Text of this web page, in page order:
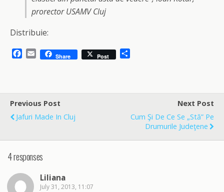
prorector USAMV Cluj
Distribuie:
b
o
o
E
l
Share Post
e
Previous Post
Jafuri Made In Cluj
Next Post
Cum Şi De Ce Se „stă” Pe
Drumurile Judeţene
4 responses
Liliana
July 31, 2013, 11:07